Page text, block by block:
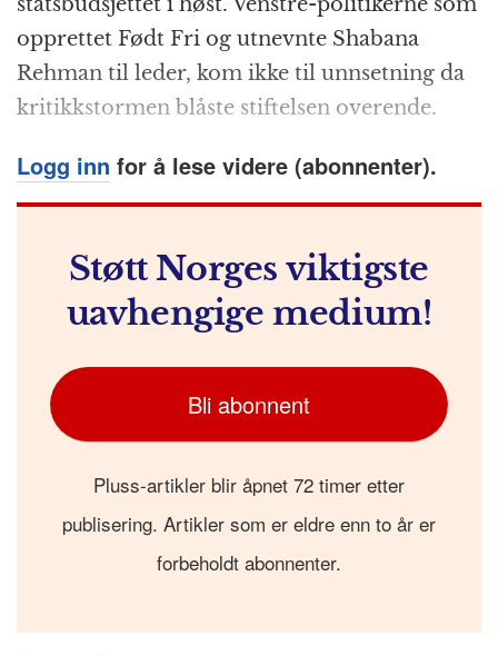
e
b
o
o
k
e
n
g
e
r
s
A
p
p
p
c
h
at
g
r
a
m
t
l
statsbudsjettet i høst. Venstre-politikerne som
opprettet Født Fri og utnevnte Shabana
Rehman til leder, kom ikke til unnsetning da
kritikkstormen blåste stiftelsen overende.
Logg inn for å lese videre (abonnenter).
Støtt Norges viktigste
uavhengige medium!
Bli abonnent
Pluss-artikler blir åpnet 72 timer etter
publisering. Artikler som er eldre enn to år er
forbeholdt abonnenter.